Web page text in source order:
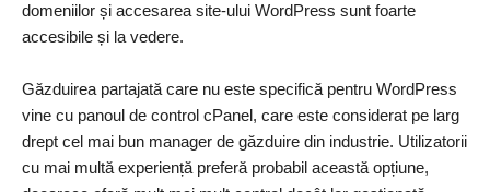
domeniilor și accesarea site-ului WordPress sunt foarte
accesibile și la vedere.
Găzduirea partajată care nu este specifică pentru WordPress
vine cu panoul de control cPanel, care este considerat pe larg
drept cel mai bun manager de găzduire din industrie. Utilizatorii
cu mai multă experiență preferă probabil această opțiune,